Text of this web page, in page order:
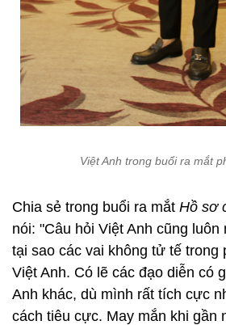
Việt Anh trong buổi ra mắt
Chia sẻ trong buổi ra mắt Hồ sơ
nói: "Câu hỏi Việt Anh cũng luôn
tại sao các vai không tử tế
Việt Anh. Có lẽ các đạo diễn có
Anh khác, dù mình rất tích cực
cách tiêu cực. May mắn khi gần